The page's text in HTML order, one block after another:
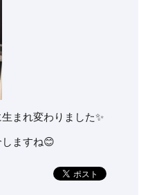
まれ変わりました✨
ますね😊